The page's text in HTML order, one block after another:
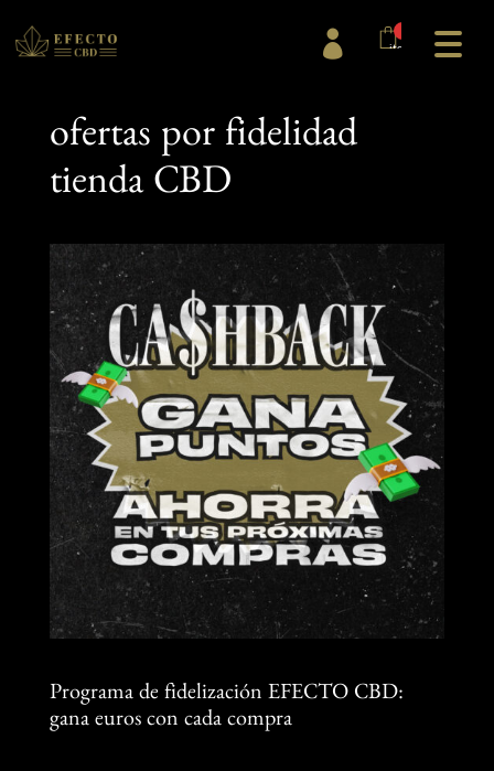
items

ofertas por fidelidad
tienda CBD
Programa de fidelización EFECTO CBD:
gana euros con cada compra